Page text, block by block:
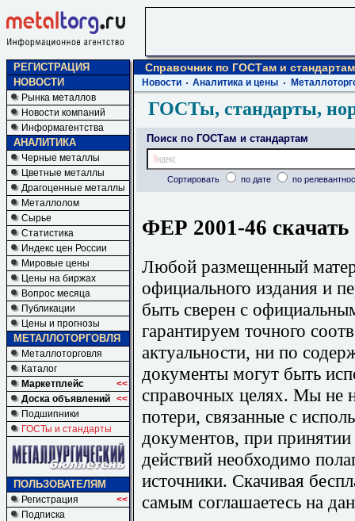
РЕГИСТРАЦИЯ
НОВОСТИ
Рынка металлов
Новости компаний
Информагентства
АНАЛИТИКА
Черные металлы
Цветные металлы
Драгоценные металлы
Металлолом
Сырье
Статистика
Индекс цен России
Мировые цены
Цены на биржах
Вопрос месяца
Публикации
Цены и прогнозы
МЕТАЛЛОТОРГОВЛЯ
Металлоторговля
Каталог
Маркетплейс
<<
Доска объявлений <<
Подшипники
ГОСТы и стандарты
ПОЛЬЗОВАТЕЛЯМ
Регистрация
<<
Подписка
Справочник по ГОСТам и стандартам
Новости Аналитика и цены
ГОСТы, стандарты,
Поиск по ГОСТам и стандартам
Сортировать по дате по
ФЕР 2001-46 скачать
Любой размещенный
официального издания и
быть сверен с
гарантируем точного
актуальности, ни по
документы могут быть
справочных целях. Мы не
потери, связанные с
документов, при
действий необходимо
источники. Скачивая
самым соглашаетесь на